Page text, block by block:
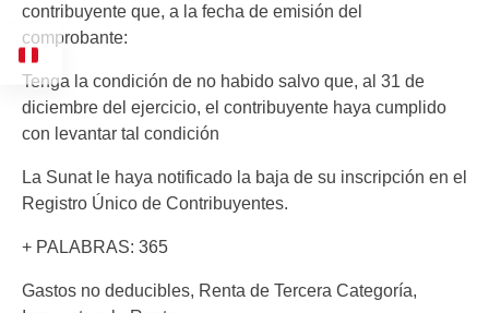
contribuyente que, a la fecha de emisión del
comprobante:
Tenga la condición de no habido salvo que, al 31 de
diciembre del ejercicio, el contribuyente haya cumplido
con levantar tal condición
La Sunat le haya notificado la baja de su inscripción en el
Registro Único de Contribuyentes.
+ PALABRAS: 365
Gastos no deducibles, Renta de Tercera Categoría,